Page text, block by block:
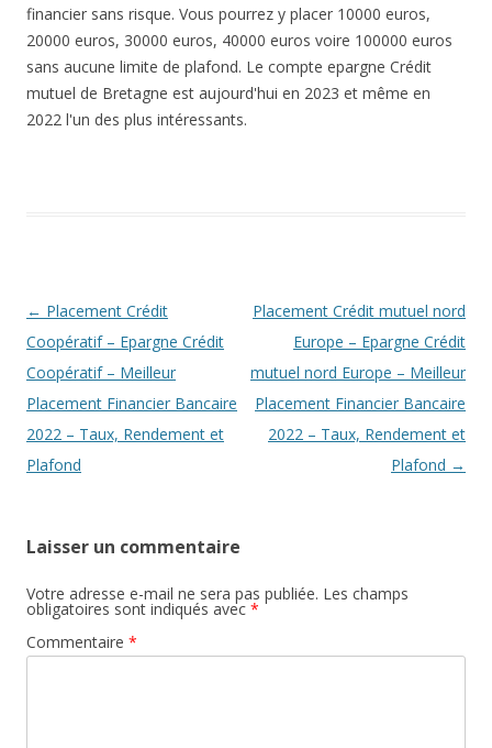
financier sans risque. Vous pourrez y placer 10000 euros,
20000 euros, 30000 euros, 40000 euros voire 100000 euros
sans aucune limite de plafond. Le compte epargne Crédit
mutuel de Bretagne est aujourd'hui en 2023 et même en
2022 l'un des plus intéressants.
Navigation
des
articles
← Placement Crédit
Coopératif – Epargne Crédit
Coopératif – Meilleur
Placement Financier Bancaire
2022 – Taux, Rendement et
Plafond
Placement Crédit mutuel nord
Europe – Epargne Crédit
mutuel nord Europe – Meilleur
Placement Financier Bancaire
2022 – Taux, Rendement et
Plafond →
Laisser un commentaire
Votre adresse e-mail ne sera pas publiée. Les champs
obligatoires sont indiqués avec *
Commentaire *